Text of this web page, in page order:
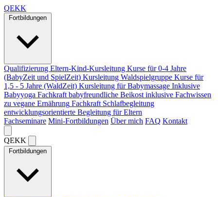
QEKK
Fortbildungen
Qualifizierung Eltern-Kind-Kursleitung Kurse für 0-4 Jahre
(BabyZeit und SpielZeit) Kursleitung Waldspielgruppe Kurse für
1,5 - 5 Jahre (WaldZeit) Kursleitung für Babymassage Inklusive
Babyyoga Fachkraft babyfreundliche Beikost inklusive Fachwissen
zu vegane Ernährung Fachkraft Schlafbegleitung
entwicklungsorientierte Begleitung für Eltern
Fachseminare Mini-Fortbildungen Über mich FAQ Kontakt
QEKK
Fortbildungen